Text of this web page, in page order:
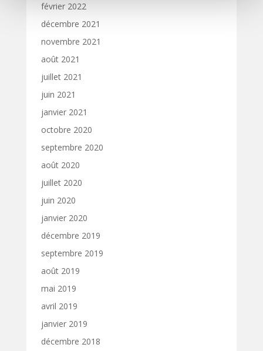
février 2022
décembre 2021
novembre 2021
août 2021
juillet 2021
juin 2021
janvier 2021
octobre 2020
septembre 2020
août 2020
juillet 2020
juin 2020
janvier 2020
décembre 2019
septembre 2019
août 2019
mai 2019
avril 2019
janvier 2019
décembre 2018